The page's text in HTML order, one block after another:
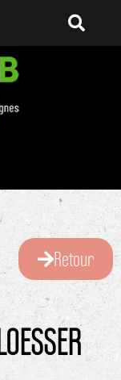
Retour